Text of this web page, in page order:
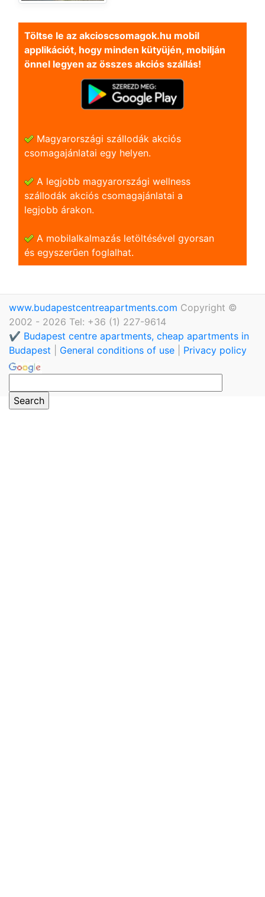
Töltse le az akcioscsomagok.hu mobil
applikációt, hogy minden kütyüjén, mobilján
önnel legyen az összes akciós szállás!
Magyarországi szállodák akciós
csomagajánlatai egy helyen.
A legjobb magyarországi wellness
szállodák akciós csomagajánlatai a
legjobb árakon.
A mobilalkalmazás letöltésével gyorsan
és egyszerũen foglalhat.
www.budapestcentreapartments.com Copyright ©
2002 - 2026 Tel: +36 (1) 227-9614
✔️ Budapest centre apartments, cheap apartments in
Budapest
General conditions of use Privacy policy